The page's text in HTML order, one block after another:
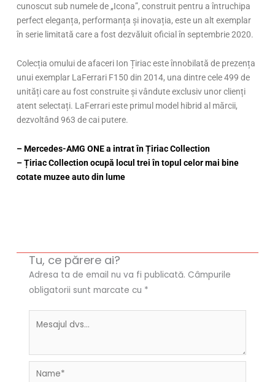
cunoscut sub numele de „Icona”, construit pentru a întruchipa
perfect eleganța, performanța și inovația, este un alt exemplar
în serie limitată care a fost dezvăluit oficial în septembrie 2020.
Colecția omului de afaceri Ion Țiriac este înnobilată de prezența
unui exemplar LaFerrari F150 din 2014, una dintre cele 499 de
unități care au fost construite și vândute exclusiv unor clienți
atent selectați. LaFerrari este primul model hibrid al mărcii,
dezvoltând 963 de cai putere.
– Mercedes-AMG ONE a intrat în Țiriac Collection
– Țiriac Collection ocupă locul trei în topul celor mai bine
cotate muzee auto din lume
Tu, ce părere ai?
Adresa ta de email nu va fi publicată. Câmpurile
obligatorii sunt marcate cu *
Name*